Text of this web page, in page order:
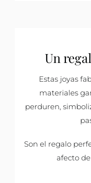
Un
Estas joyas
materiales
perduren,
Son el regalo
afecto